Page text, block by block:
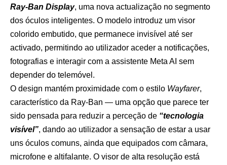
Ray-Ban Display, uma nova actualização no segmento
dos óculos inteligentes. O modelo introduz um visor
colorido embutido, que permanece invisível até ser
activado, permitindo ao utilizador aceder a notificações,
fotografias e interagir com a assistente Meta AI sem
depender do telemóvel.
O design mantém proximidade com o estilo Wayfarer,
característico da Ray-Ban — uma opção que parece ter
sido pensada para reduzir a perceção de “tecnologia
visível”, dando ao utilizador a sensação de estar a usar
uns óculos comuns, ainda que equipados com câmara,
microfone e altifalante. O visor de alta resolução está